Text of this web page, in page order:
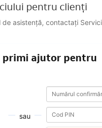
pentru clienți
asistență, contactați
ajutor pentru
sau
Numărul
confirmării
Numărul
confirmării